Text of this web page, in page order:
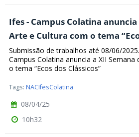
Ifes - Campus Colatina
Arte e Cultura com o tema
Submissão de trabalhos até 08/06/
Campus Colatina anuncia a XII
o tema “Ecos dos Clássicos”
Tags: NACIfesColatina
08/04/25
10h32